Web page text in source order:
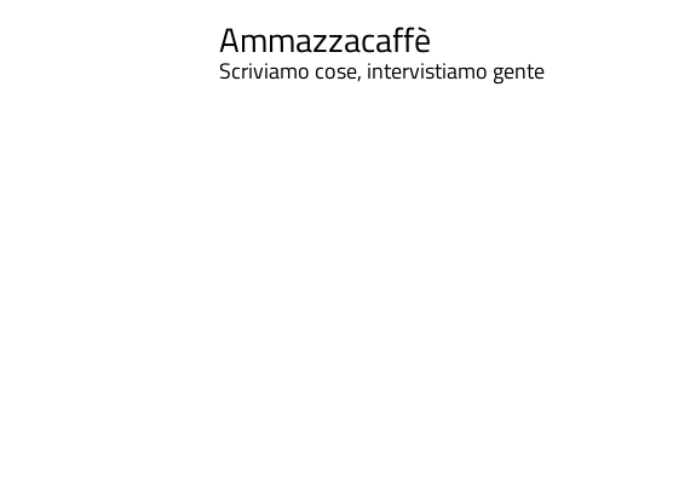
Ammazzacaffè
Scriviamo cose, intervistiamo gente